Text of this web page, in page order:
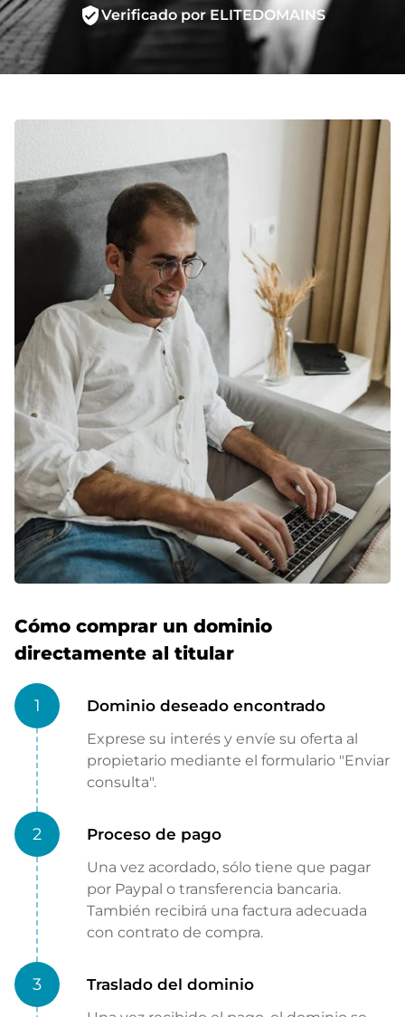
verified_userVerificado por ELITEDOMAINS
Cómo comprar un dominio
directamente al titular
1 Dominio deseado encontrado
Exprese su interés y envíe su oferta al
propietario mediante el formulario "Enviar
consulta".
2 Proceso de pago
Una vez acordado, sólo tiene que pagar
por Paypal o transferencia bancaria.
También recibirá una factura adecuada
con contrato de compra.
3 Traslado del dominio